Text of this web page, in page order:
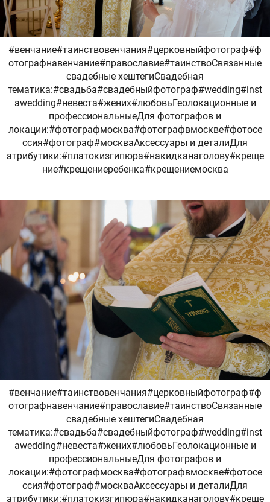
#венчание#таинствовенчания#церковныйфотограф#ф
отографнавенчание#православие#таинствоСвязанные
свадебные хештегиСвадебная
тематика:#свадьба#свадебныйфотограф#wedding#inst
awedding#невеста#жених#любовьГеолокационные и
профессиональныеДля фотографов и
локации:#фотографмосква#фотографвмоскве#фотосе
ссия#фотограф#москваАксессуары и деталиДля
атрибутики:#платокизгипюра#накидканаголову#креще
ние#крещениеребенка#крещениемосква
#венчание#таинствовенчания#церковныйфотограф#ф
отографнавенчание#православие#таинствоСвязанные
свадебные хештегиСвадебная
тематика:#свадьба#свадебныйфотограф#wedding#inst
awedding#невеста#жених#любовьГеолокационные и
профессиональныеДля фотографов и
локации:#фотографмосква#фотографвмоскве#фотосе
ссия#фотограф#москваАксессуары и деталиДля
атрибутики:#платокизгипюра#накидканаголову#креще